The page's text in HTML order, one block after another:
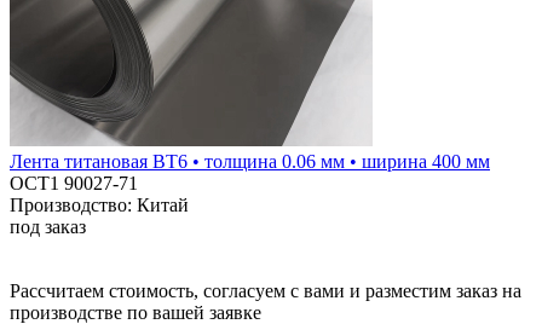
Лента титановая ВТ6 • толщина 0.06 мм • ширина 400 мм
ОСТ1 90027-71
Производство: Китай
под заказ
Рассчитаем стоимость, согласуем с вами и разместим заказ на
производстве по вашей заявке